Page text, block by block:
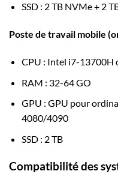
SSD : 2 TB NVMe + 2
Poste de travail mobile
CPU : Intel i7-13700H
RAM : 32-64 GO
GPU : GPU pour
4080/4090
SSD : 2 TB
Compatibilité des